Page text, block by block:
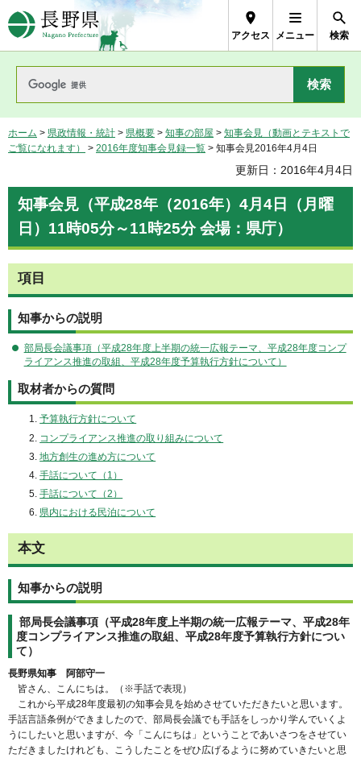
長野県Nagano Prefecture
アクセス メニュー 検索
ホーム > 県政情報・統計 > 県概要 > 知事の部屋 > 知事会見（動画とテキストで
ご覧になれます）
> 2016年度知事会見録一覧 > 知事会見2016年4月4日
更新日：2016年4月4日
知事会見（平成28年（2016年）4月4日（月曜
日）11時05分～11時25分 会場：県庁）
項目
知事からの説明
部局長会議事項（平成28年度上半期の統一広報テーマ、平成28年度コンプ
ライアンス推進の取組、平成28年度予算執行方針について）
取材者からの質問
予算執行方針について
コンプライアンス推進の取り組みについて
地方創生の進め方について
手話について（1）
手話について（2）
県内における民泊について
本文
知事からの説明
部局長会議事項（平成28年度上半期の統一広報テーマ、平成28年
度コンプライアンス推進の取組、平成28年度予算執行方針につい
て）
長野県知事 阿部守一
皆さん、こんにちは。（※手話で表現）
これから平成28年度最初の知事会見を始めさせていただきたいと思います。
手話言語条例ができましたので、部局長会議でも手話をしっかり学んでいくよ
うにしたいと思いますが、今「こんにちは」ということであいさつをさせてい
ただきましたけれども、こうしたことをぜひ広げるように努めていきたいと思